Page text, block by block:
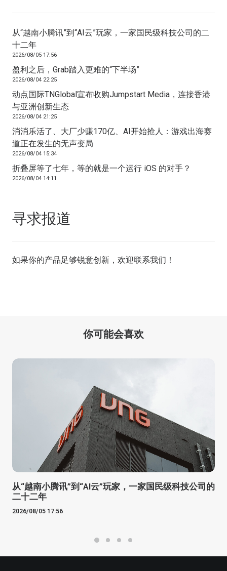
从“越南小腾讯”到“AI云”玩家，一家国民级科技公司的二
十二年
2026/08/05 17:56
盈利之后，Grab踏入更难的“下半场”
2026/08/04 22:25
动点国际TNGlobal宣布收购Jumpstart Media，连接香港
与亚洲创新生态
2026/08/04 21:25
消消乐活了、大厂少赚170亿、AI开始抢人：游戏出海赛
道正在发生的无声变局
2026/08/04 15:34
折叠屏等了七年，等的就是一个运行 iOS 的对手？
2026/08/04 14:11
寻求报道
如果你的产品足够锐意创新，欢迎联系我们 ！
你可能会喜欢
从“越南小腾讯”到“AI云”玩家，一家国民级科技公司的
二十二年
2026/08/05 17:56